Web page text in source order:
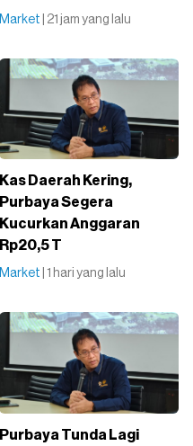
Market | 21 jam yang lalu
Kas Daerah Kering,
Purbaya Segera
Kucurkan Anggaran
Rp20,5 T
Market | 1 hari yang lalu
Purbaya Tunda Lagi